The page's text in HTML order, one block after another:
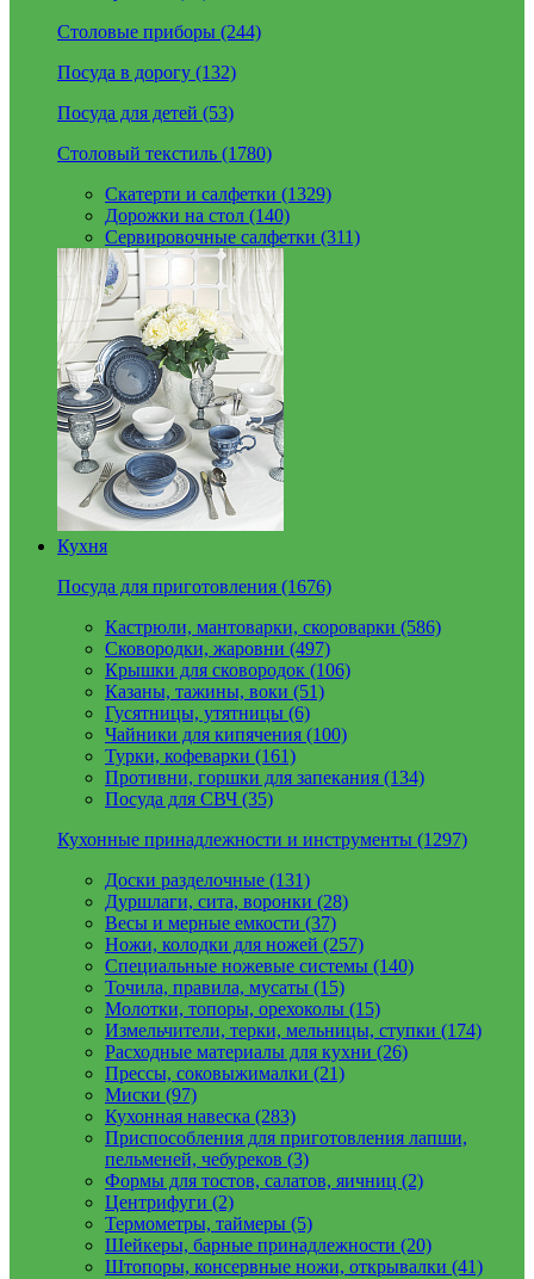
Столовые приборы (244)
Посуда в дорогу (132)
Посуда для детей (53)
Столовый текстиль (1780)
Скатерти и салфетки (1329)
Дорожки на стол (140)
Сервировочные салфетки (311)
Кухня
Посуда для приготовления (1676)
Кастрюли, мантоварки, скороварки (586)
Сковородки, жаровни (497)
Крышки для сковородок (106)
Казаны, тажины, воки (51)
Гусятницы, утятницы (6)
Чайники для кипячения (100)
Турки, кофеварки (161)
Противни, горшки для запекания (134)
Посуда для СВЧ (35)
Кухонные принадлежности и инструменты (1297)
Доски разделочные (131)
Дуршлаги, сита, воронки (28)
Весы и мерные емкости (37)
Ножи, колодки для ножей (257)
Специальные ножевые системы (140)
Точила, правила, мусаты (15)
Молотки, топоры, орехоколы (15)
Измельчители, терки, мельницы, ступки (174)
Расходные материалы для кухни (26)
Прессы, соковыжималки (21)
Миски (97)
Кухонная навеска (283)
Приспособления для приготовления лапши,
пельменей, чебуреков (3)
Формы для тостов, салатов, яичниц (2)
Центрифуги (2)
Термометры, таймеры (5)
Шейкеры, барные принадлежности (20)
Штопоры, консервные ножи, открывалки (41)